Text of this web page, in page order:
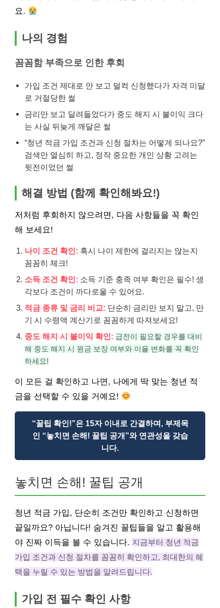
요.
나의 경험
꼼꼼함 부족으로 인한 후회
가입 조건 제대로 안 보고 덜컥 신청했다가 자격 미달
로 거절당한 썰
금리만 보고 달려들었다가 중도 해지 시 불이익 크다
는 사실 뒤늦게 깨달은 썰
“청년 적금 가입 조건과 신청 절차는 어떻게 되나요?”
검색만 열심히 하고, 정작 중요한 개인 상황 고려는
뒷전이었던 썰
해결 방법 (함께 확인해봐요!)
저처럼 후회하지 않으려면, 다음 사항들을 꼭 확인
해 보세요!
나이 조건 확인: 혹시 나이 제한에 걸리지는 않는지
꼼꼼히 체크!
소득 조건 확인: 소득 기준 충족 여부 확인은 필수! 생
각보다 조건이 까다로울 수 있어요.
적금 종류 및 금리 비교: 단순히 금리만 보지 말고, 만
기 시 수령액 계산기로 꼼꼼하게 따져보세요!
중도 해지 시 불이익 확인: 급전이 필요할 경우를 대비
해 중도 해지 시 원금 보장 여부와 이율 변화를 꼭 확인
하세요!
이 모든 걸 확인하고 나면, 나에게 딱 맞는 청년 적
금을 선택할 수 있을 거예요!
“꿀팁 확인!”은 15자 이내로 간결하며, 부제목
인 “놓치면 손해! 꿀팁 공개”와 연관성을 갖습
니다.
놓치면 손해! 꿀팁 공개
청년 적금 가입, 단순히 조건만 확인하고 신청하면
끝일까요? 아닙니다! 숨겨진 꿀팁들을 알고 활용해
야 진짜 이득을 볼 수 있습니다. 지금부터 청년 적금
가입 조건과 신청 절차를 꼼꼼히 확인하고, 최대한의 혜
택을 누릴 수 있는 방법을 알려드립니다.
가입 전 필수 확인 사항